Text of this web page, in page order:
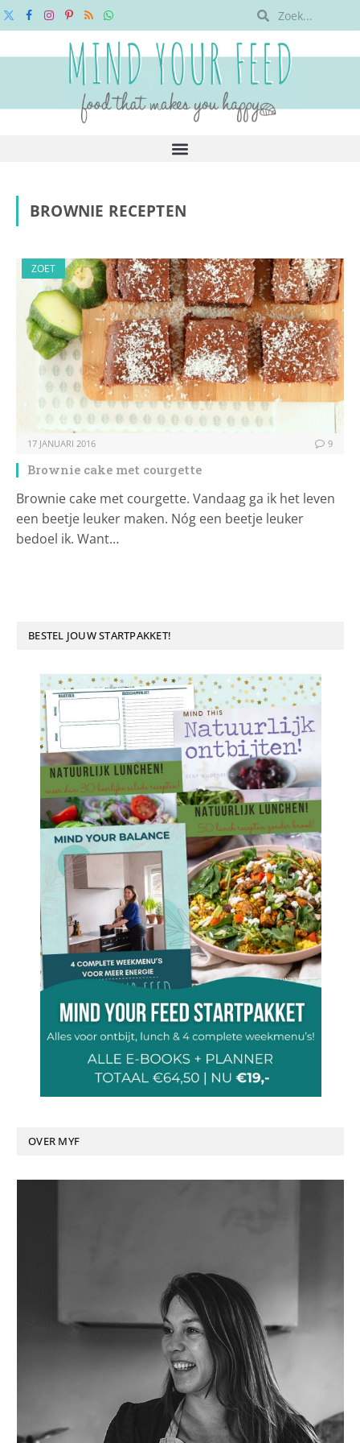
X
FacebookInstagram
Pinterest
RSSWhatsApp
BROWNIE RECEPTEN
ZOET
17 JANUARI 2016 9
Brownie cake met courgette
Brownie cake met courgette. Vandaag ga ik het leven
een beetje leuker maken. Nóg een beetje leuker
bedoel ik. Want…
BESTEL JOUW STARTPAKKET!
OVER MYF